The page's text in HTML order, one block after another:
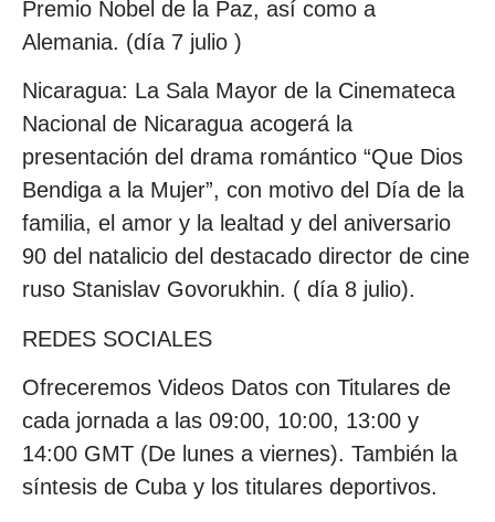
Premio Nobel de la Paz, así como a
Alemania. (día 7 julio )
Nicaragua: La Sala Mayor de la Cinemateca
Nacional de Nicaragua acogerá la
presentación del drama romántico “Que Dios
Bendiga a la Mujer”, con motivo del Día de la
familia, el amor y la lealtad y del aniversario
90 del natalicio del destacado director de cine
ruso Stanislav Govorukhin. ( día 8 julio).
REDES SOCIALES
Ofreceremos Videos Datos con Titulares de
cada jornada a las 09:00, 10:00, 13:00 y
14:00 GMT (De lunes a viernes). También la
síntesis de Cuba y los titulares deportivos.